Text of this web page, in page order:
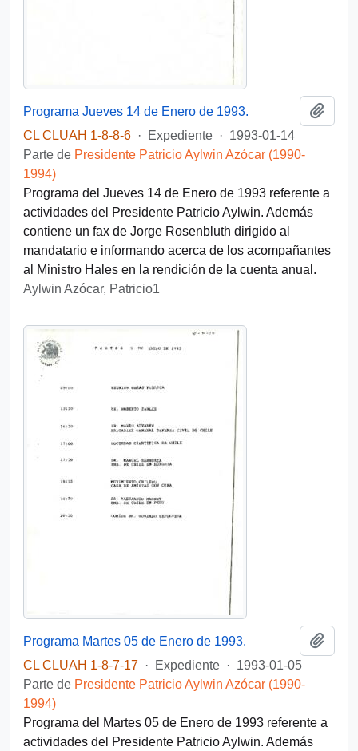
Programa Jueves 14 de Enero de 1993.
CL CLUAH 1-8-8-6 · Expediente · 1993-01-14
Parte de Presidente Patricio Aylwin Azócar (1990-
1994)
Programa del Jueves 14 de Enero de 1993 referente a
actividades del Presidente Patricio Aylwin. Además
contiene un fax de Jorge Rosenbluth dirigido al
mandatario e informando acerca de los acompañantes
al Ministro Hales en la rendición de la cuenta anual.
Aylwin Azócar, Patricio1
Programa Martes 05 de Enero de 1993.
CL CLUAH 1-8-7-17 · Expediente · 1993-01-05
Parte de Presidente Patricio Aylwin Azócar (1990-
1994)
Programa del Martes 05 de Enero de 1993 referente a
actividades del Presidente Patricio Aylwin. Además